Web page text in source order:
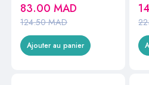
124.50MAD
83.00 MAD
Ajouter au panier